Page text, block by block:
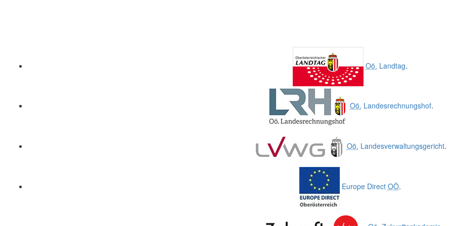
Oö. Landtag.
Oö. Landesrechnungshof.
Oö. Landesverwaltungsgericht.
Europe Direct OÖ.